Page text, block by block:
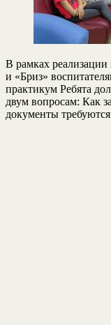
В рамках
и «Бриз»
практикум Ребята
двум вопросам: Как
документы